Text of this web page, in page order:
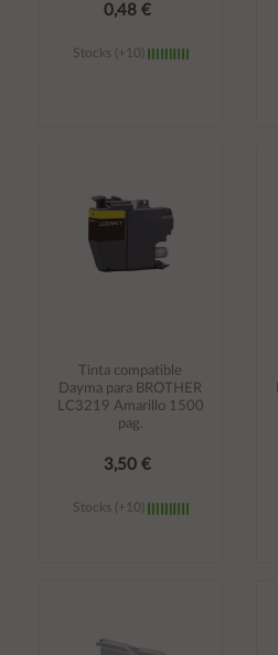
0,48 €
Stocks (+10)
Tinta compatible
Dayma para BROTHER
LC3219 Amarillo 1500
pag.
3,50 €
Stocks (+10)